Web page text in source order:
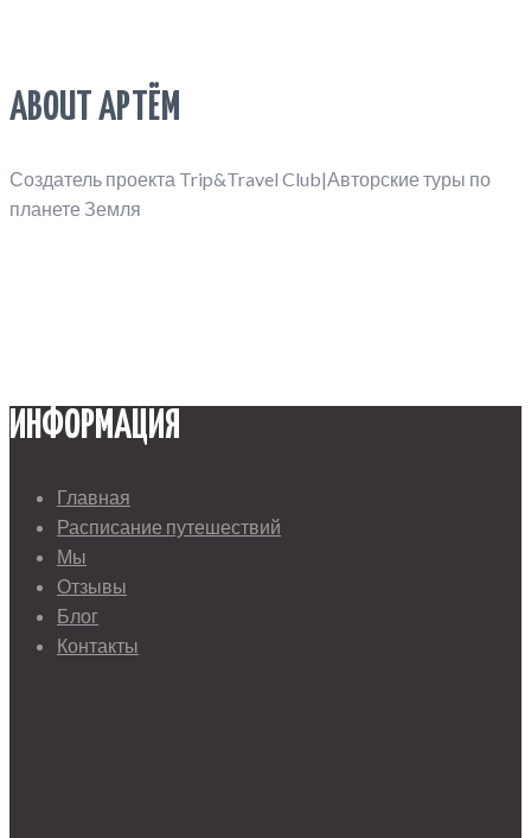
ABOUT АРТЁМ
Создатель проекта Trip&Travel Club|Авторские туры по
планете Земля
ИНФОРМАЦИЯ
Главная
Расписание путешествий
Мы
Отзывы
Блог
Контакты